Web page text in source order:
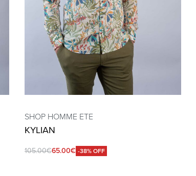
SHOP HOMME ETE
KYLIAN
105.00€65.00€ -38% OFF